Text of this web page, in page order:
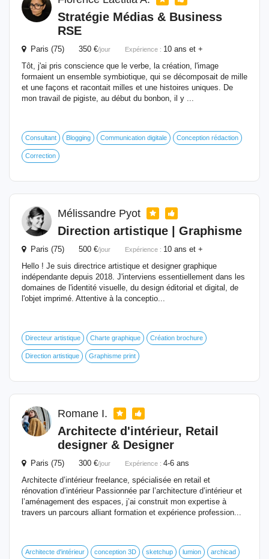
Stratégie Médias & Business
RSE
Paris (75) 350 €/jour Expérience : 10 ans et +
Tôt, j'ai pris conscience que le verbe, la création, l'image
formaient un ensemble symbiotique, qui se décomposait de mille
et une façons et racontait milles et une histoires uniques. De
mon travail de pigiste, au début du bonbon, il y ...
Consultant Blogging Communication digitale Conception rédaction
Correction
Mélissandre Pyot
Direction artistique | Graphisme
Paris (75) 500 €/jour Expérience : 10 ans et +
Hello ! Je suis directrice artistique et designer graphique
indépendante depuis 2018. J'interviens essentiellement dans les
domaines de l'identité visuelle, du design éditorial et digital, de
l'objet imprimé. Attentive à la conceptio...
Directeur artistique Charte graphique Création brochure
Direction artistique Graphisme print
Romane I.
Architecte d'intérieur, Retail
designer & Designer
Paris (75) 300 €/jour Expérience : 4-6 ans
Architecte d’intérieur freelance, spécialisée en retail et
rénovation d’intérieur Passionnée par l’architecture d’intérieur et
l’aménagement des espaces, j’ai construit mon expertise à
travers un parcours alliant formation et expérience profession...
Architecte d'intérieur conception 3D sketchup lumion archicad